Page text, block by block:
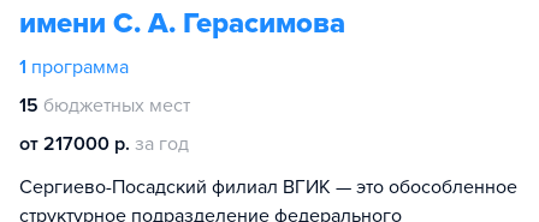
имени С. А. Герасимова
1 программа
15 бюджетных мест
от 217000 р. за год
Сергиево-Посадский филиал ВГИК — это обособленное
структурное подразделение федерального